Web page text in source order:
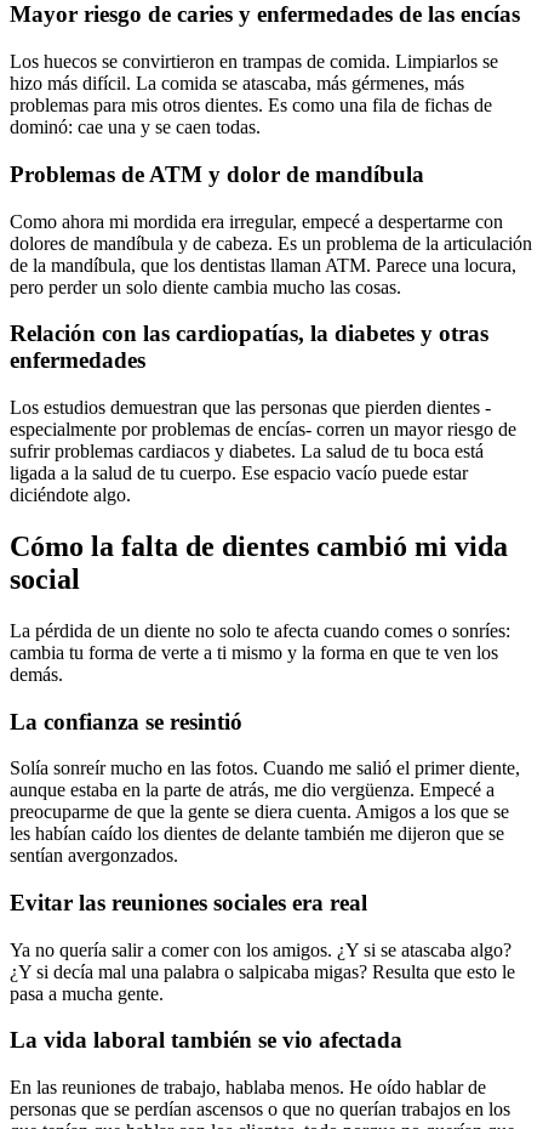
Mayor riesgo de caries y enfermedades de las encías
Los huecos se convirtieron en trampas de comida. Limpiarlos se
hizo más difícil. La comida se atascaba, más gérmenes, más
problemas para mis otros dientes. Es como una fila de fichas de
dominó: cae una y se caen todas.
Problemas de ATM y dolor de mandíbula
Como ahora mi mordida era irregular, empecé a despertarme con
dolores de mandíbula y de cabeza. Es un problema de la articulación
de la mandíbula, que los dentistas llaman ATM. Parece una locura,
pero perder un solo diente cambia mucho las cosas.
Relación con las cardiopatías, la diabetes y otras
enfermedades
Los estudios demuestran que las personas que pierden dientes -
especialmente por problemas de encías- corren un mayor riesgo de
sufrir problemas cardiacos y diabetes. La salud de tu boca está
ligada a la salud de tu cuerpo. Ese espacio vacío puede estar
diciéndote algo.
Cómo la falta de dientes cambió mi vida
social
La pérdida de un diente no solo te afecta cuando comes o sonríes:
cambia tu forma de verte a ti mismo y la forma en que te ven los
demás.
La confianza se resintió
Solía sonreír mucho en las fotos. Cuando me salió el primer diente,
aunque estaba en la parte de atrás, me dio vergüenza. Empecé a
preocuparme de que la gente se diera cuenta. Amigos a los que se
les habían caído los dientes de delante también me dijeron que se
sentían avergonzados.
Evitar las reuniones sociales era real
Ya no quería salir a comer con los amigos. ¿Y si se atascaba algo?
¿Y si decía mal una palabra o salpicaba migas? Resulta que esto le
pasa a mucha gente.
La vida laboral también se vio afectada
En las reuniones de trabajo, hablaba menos. He oído hablar de
personas que se perdían ascensos o que no querían trabajos en los